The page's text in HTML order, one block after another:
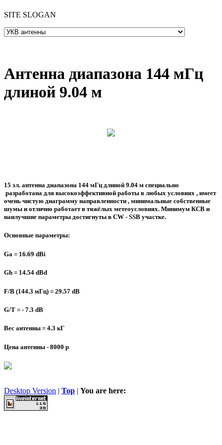
SITE SLOGAN
Антенна диапазона 144 мГц
длиной 9.04 м
15 эл. антенна диапазона 144 мГц длиной 9.04 м специально
разработана для высокоэффективной работы в любых условиях , имеет
очень чистую диаграмму направленности , минимальные собственные
шумы и отлично работает в тяжёлых метеоусловиях. Минимум КСВ и
наилучшие параметры достигнуты в CW - SSB участке.
Основные параметры:
Ga = 16.69 dBi
Gh = 14.54 dBd
F/B (144.3 мГц) = 29.57 dB
G/T = - 7.3 dB
Вес антенны = 4.3 кГ
Цена антенны - 8000 р
Desktop Version | Top | You are here: